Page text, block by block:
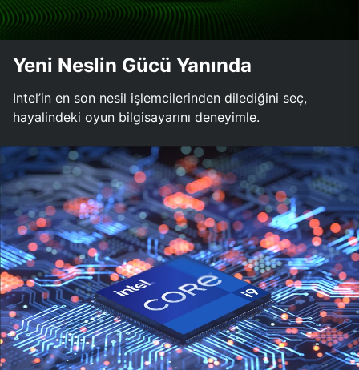
Yeni Neslin Gücü Yanında
Intel’in en son nesil işlemcilerinden dilediğini seç,
hayalindeki oyun bilgisayarını deneyimle.